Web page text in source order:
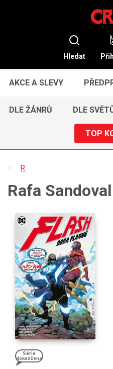
Hledat
AKCE A SLEVY
DLE ŽÁNRŮ DLE
TOP
R
Rafa Sandoval
Série
dokončena